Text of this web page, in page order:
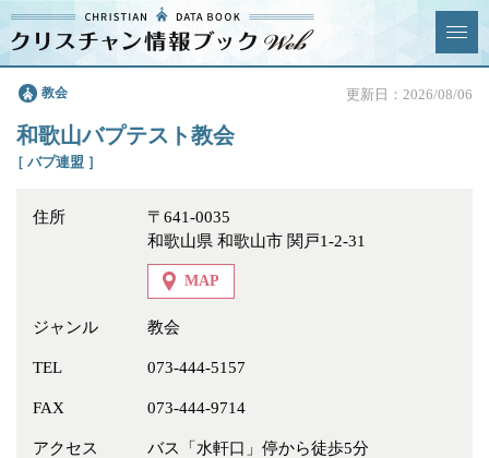
クリスチャン
情報ブックとは
News & Topics
よくあるご質問
教会
特別集会奉仕者 医療・福祉
教会 更新日：2026/08/06
和歌山バプテスト教会
［ バプ連盟 ］
住所
〒641-0035
和歌山県 和歌山市 関戸1-2-31
MAP
ジャンル 教会
TEL 073-444-5157
FAX 073-444-9714
アクセス バス「水軒口」停から徒歩5分